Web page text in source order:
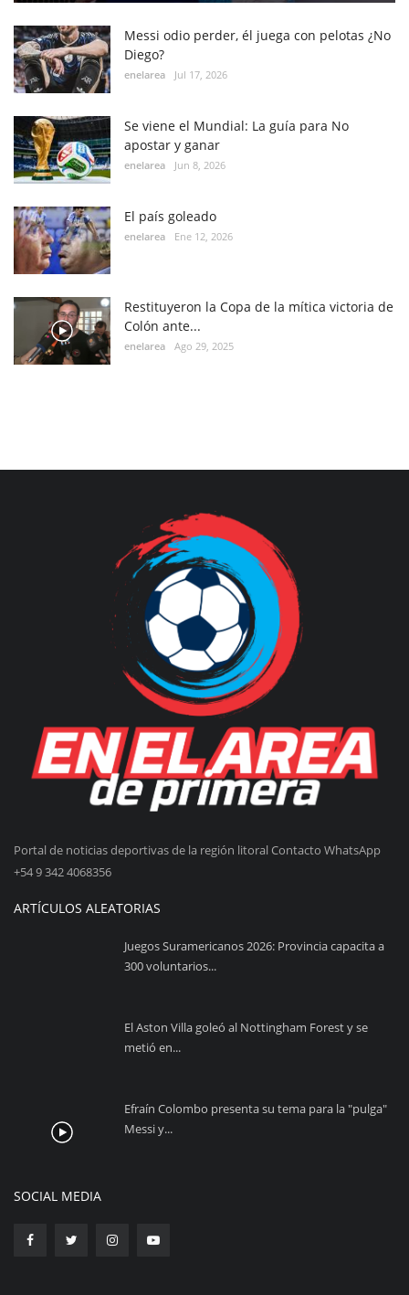
Messi odio perder, él juega con pelotas ¿No
Diego?
enelarea Jul 17, 2026
Se viene el Mundial: La guía para No
apostar y ganar
enelarea Jun 8, 2026
El país goleado
enelarea Ene 12, 2026
Restituyeron la Copa de la mítica victoria de
Colón ante...
enelarea Ago 29, 2025
Portal de noticias deportivas de la región litoral Contacto WhatsApp
+54 9 342 4068356
ARTÍCULOS ALEATORIAS
Juegos Suramericanos 2026: Provincia capacita a
300 voluntarios...
El Aston Villa goleó al Nottingham Forest y se
metió en...
Efraín Colombo presenta su tema para la "pulga"
Messi y...
SOCIAL MEDIA